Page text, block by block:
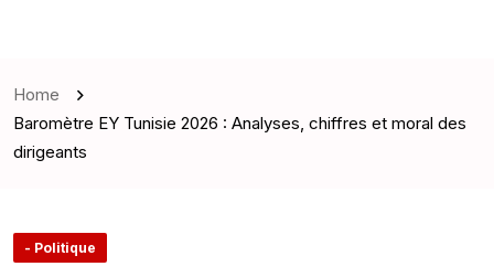
Home
Baromètre EY Tunisie 2026 : Analyses, chiffres et moral des
dirigeants
- Politique